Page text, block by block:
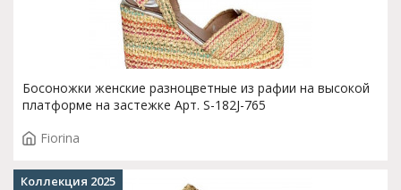
Босоножки женские разноцветные из рафии на высокой
платформе на застежке Арт. S-182J-765
Fiorina
Коллекция 2025